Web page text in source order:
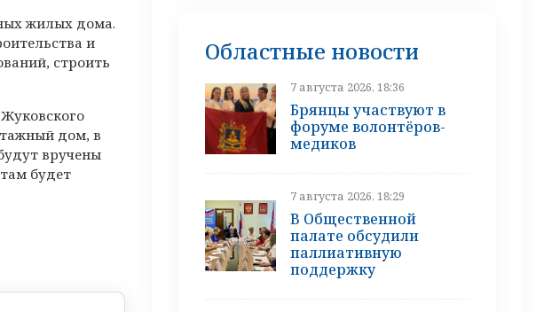
жилых дома.
и
строить
дом, в
вручены
будет
Областные новости
7 августа 2026, 18:36
Брянцы участвуют в
форуме волонтёров-
медиков
7 августа 2026, 18:29
В Общественной
палате обсудили
паллиативную
поддержку